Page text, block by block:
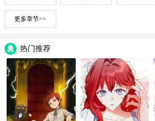
更多章节>>
热门推荐